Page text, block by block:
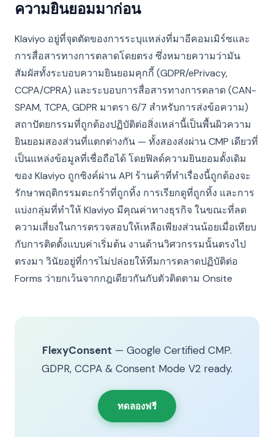
ความยินยอมมาก่อน
Klaviyo อยู่ที่จุดตัดของการระบุแหล่งที่มาอีคอมเมิร์ซและ
การสื่อสารทางการตลาดโดยตรง ซึ่งหมายความว่ามัน
สัมผัสทั้งระบอบความยินยอมคุกกี้ (GDPR/ePrivacy,
CCPA/CPRA) และระบอบการสื่อสารทางการตลาด (CAN-
SPAM, TCPA, GDPR มาตรา 6/7 สำหรับการส่งข้อความ)
สถาปัตยกรรมที่ถูกต้องปฏิบัติต่อสิ่งเหล่านี้เป็นพื้นผิวความ
ยินยอมสองส่วนที่แตกต่างกัน — ทั้งสองส่งผ่าน CMP เดียวที่
เป็นแหล่งข้อมูลที่เชื่อถือได้ โดยฟิลด์ความยินยอมดั้งเดิม
ของ Klaviyo ถูกซิงค์ผ่าน API ร้านค้าที่ทำเรื่องนี้ถูกต้องจะ
รักษาพฤติกรรมตะกร้าที่ถูกทิ้ง การเรียกดูที่ถูกทิ้ง และการ
แบ่งกลุ่มที่ทำให้ Klaviyo มีคุณค่าทางธุรกิจ ในขณะที่ลด
ความเสี่ยงในการตรวจสอบให้เหลือเพียงส่วนน้อยเมื่อเทียบ
กับการติดตั้งแบบค่าเริ่มต้น งานด้านวิศวกรรมนั้นตรงไป
ตรงมา วินัยอยู่ที่การไม่ปล่อยให้ทีมการตลาดปฏิบัติต่อ
Forms ว่ายกเว้นจากกฎเดียวกันกับตัวติดตาม Onsite
FlexyConsent — Google Certified CMP.
GDPR, CCPA & Consent Mode V2 ready.
ทดลองฟรี